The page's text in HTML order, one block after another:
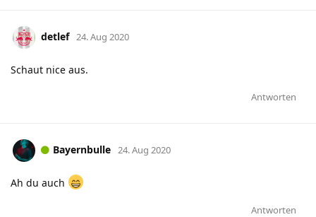
detlef 24. Aug 2020
Schaut nice aus.
Antworten
Bayernbulle 24. Aug 2020
Ah du auch
Antworten